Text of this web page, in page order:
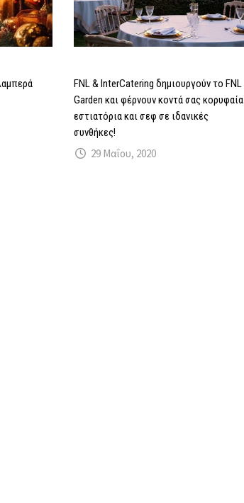
FNL & InterCatering δημιουργούν το FNL
Garden και φέρνουν κοντά σας κορυφαία
εστιατόρια και σεφ σε ιδανικές
συνθήκες!
29 Μαΐου, 2020